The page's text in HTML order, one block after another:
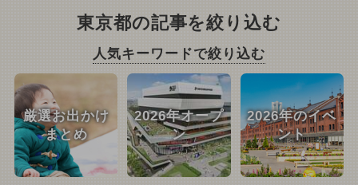
東京都の記事を絞り込む
人気キーワードで絞り込む
厳選お出かけ
まとめ
2026年オープ
ン
2026年のイベ
ント